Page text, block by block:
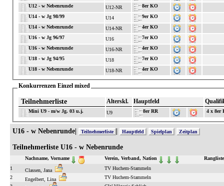
U12 - w Nebenrunde
U12-NR
8er KO
U14 - w Jg 98/99
U14
9er KO
U14 - w Nebenrunde
U14-NR
4er KO
U16 - w Jg 96/97
U16
7er KO
U16 - w Nebenrunde
U16-NR
4er KO
U18 - w Jg 94/95
U18
7er KO
U18 - w Nebenrunde
U18-NR 4er KO
Konkurrenzen Einzel mixed
Teilnehmerliste Alterskl. Hauptfeld
Mini U9 - m/w Jg. 03 u.j. U9 8er RR 4 x 8er
U16 - w Nebenrunde| Teilnehmerliste Hauptfeld Spielplan Zeitplan
Teilnehmerliste U16 - w Nebenrunde
Nachname, Vorname Verein, Verband, Nation
Rangliste
1
Classen, Jana
TV Huchem-Stammeln
2
Engelbert, Lina
TV Huchem-Stammeln